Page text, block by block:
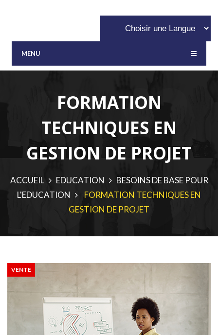
MENU
FORMATION
TECHNIQUES EN
GESTION DE PROJET
ACCUEIL EDUCATION
BESOINS DE BASE POUR
L'EDUCATION
FORMATION TECHNIQUES EN
GESTION DE PROJET
VENTE